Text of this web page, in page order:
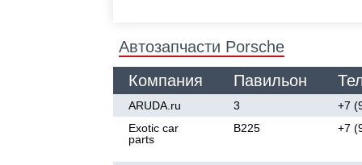
Автозапчасти Porsche
Компания
Павильон
ARUDA.ru 3
+7
Exotic car
parts
B225 +7